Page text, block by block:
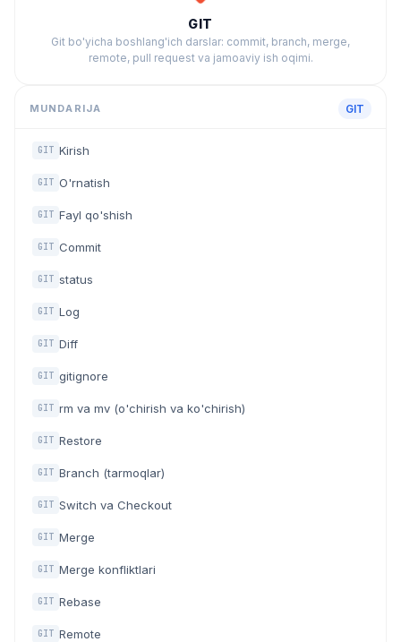
GIT
Git bo'yicha boshlang'ich darslar: commit, branch, merge,
remote, pull request va jamoaviy ish oqimi.
MUNDARIJA GIT
GIT Kirish
GIT O'rnatish
GIT Fayl qo'shish
GIT Commit
GIT status
GIT Log
GIT Diff
GIT gitignore
GIT rm va mv (o'chirish va ko'chirish)
GIT Restore
GIT Branch (tarmoqlar)
GIT Switch va Checkout
GIT Merge
GIT Merge konfliktlari
GIT Rebase
GIT Remote